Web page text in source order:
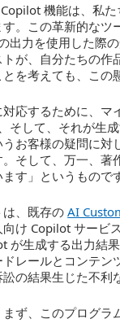
機能は、私
。この革新的な
出力を使用した際
が、自分たちの作
を考えても、この
対応するために、
そして、それが生
お客様の疑問に
そして、万一、
す」というもので
は、既存のAI
け Copilot サービ
が生成する出力結
レールとコンテ
の結果生じた不利
ず、このプログラ